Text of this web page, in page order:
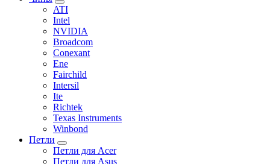
ATI
Intel
NVIDIA
Broadcom
Conexant
Ene
Fairchild
Intersil
Ite
Richtek
Texas Instruments
Winbond
Петли
Петли для Acer
Петли для Asus